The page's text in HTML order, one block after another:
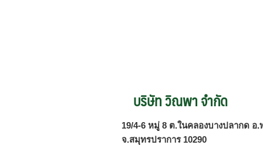
บริษัท วิณพา จำกัด
19/4-6 หมู่ 8 ต.ในคลองบางปลากด อ.
จ.สมุทรปราการ 10290